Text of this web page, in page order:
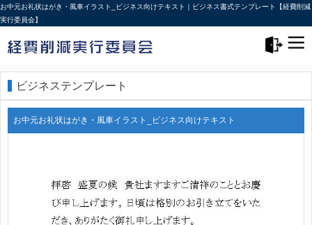
お中元お礼状はがき・風車イラスト_ビジネス向けテキスト｜ビジネス書式テンプレート【経費削減
実行委員会】
ビジネステンプレート
お中元お礼状はがき・風車イラスト_ビジネス向けテキスト